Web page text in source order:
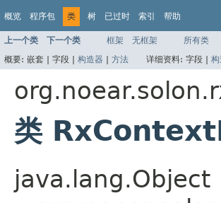
概览 程序包 类 树 已过时 索引 帮助
上一个类 下一个类 框架 无框架
所有类
概要: 嵌套 | 字段 | 构造器 | 方法 详细资料: 字段 | 构
类
java.lang.Object